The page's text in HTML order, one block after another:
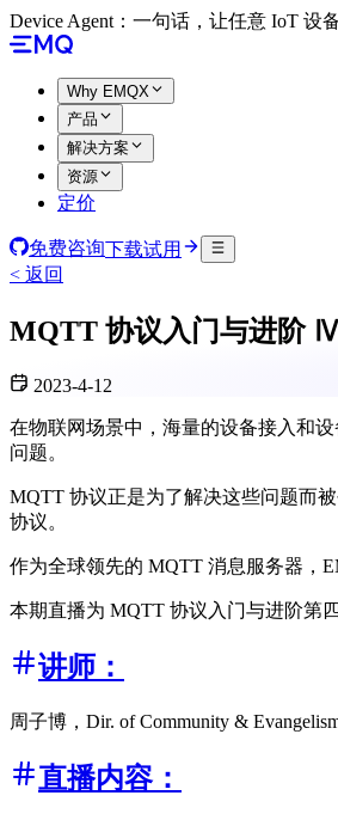
Device Agent：一句话，让任意 IoT 设
Why EMQX
产品
解决方案
资源
定价
免费咨询下载试用
< 返回
MQTT 协议入门与进阶
2023-4-12
在物联网场景中，海量的设备接入和
问题。
MQTT 协议正是为了解决这些问题而
协议。
作为全球领先的 MQTT 消息服务器，
本期直播为 MQTT 协议入门与进阶第
讲师：
周子博，Dir. of Community &
直播内容：